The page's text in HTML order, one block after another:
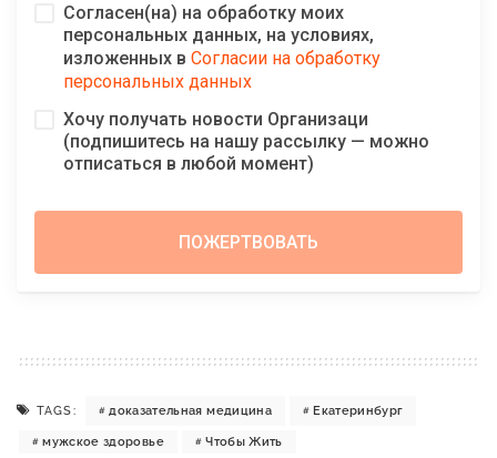
Согласен(на) на обработку моих
персональных данных, на условиях,
изложенных в Согласии на обработку
персональных данных
Хочу получать новости Организаци
(подпишитесь на нашу рассылку — можно
отписаться в любой момент)
TAGS: доказательная медицина Екатеринбург
мужское здоровье Чтобы Жить